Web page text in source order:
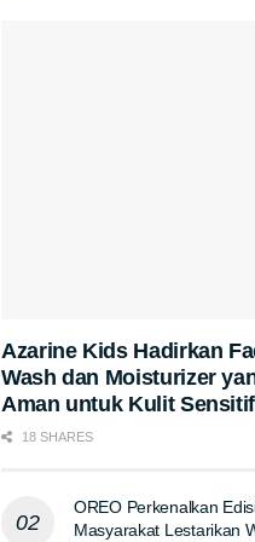
Azarine Kids Hadirkan Face
Wash dan Moisturizer
Aman untuk Kulit
18 SHARES
OREO Perkenalkan
Masyarakat Lestarikan